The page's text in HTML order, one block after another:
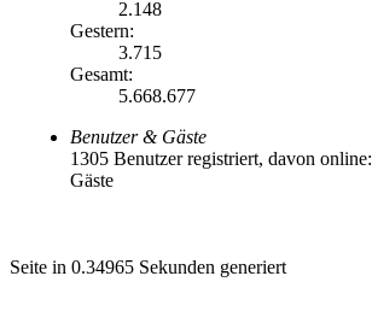
2.148
Gestern:
3.715
Gesamt:
5.668.677
Benutzer & Gäste
1305 Benutzer registriert, davon online:
Gäste
Seite in 0.34965 Sekunden generiert